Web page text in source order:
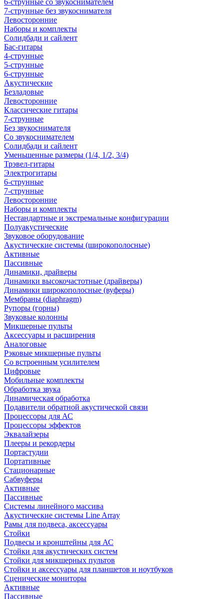
6-струнные со звукоснимателем
7-струнные без звукоснимателя
Левосторонние
Наборы и комплекты
Солидбади и сайлент
Бас-гитары
4-струнные
5-струнные
6-струнные
Акустические
Безладовые
Левосторонние
Классические гитары
7-струнные
Без звукоснимателя
Со звукоснимателем
Солидбади и сайлент
Уменьшенные размеры (1/4, 1/2, 3/4)
Трэвел-гитары
Электрогитары
6-струнные
7-струнные
Левосторонние
Наборы и комплекты
Нестандартные и экстремальные конфигурации
Полуакустические
Звуковое оборудование
Акустические системы (широкополосные)
Активные
Пассивные
Динамики, драйверы
Динамики высокочастотные (драйверы)
Динамики широкополосные (вуферы)
Мембраны (diaphragm)
Рупоры (горны)
Звуковые колонны
Микшерные пульты
Аксессуары и расширения
Аналоговые
Рэковые микшерные пульты
Со встроенным усилителем
Цифровые
Мобильные комплекты
Обработка звука
Динамическая обработка
Подавители обратной акустической связи
Процессоры для АС
Процессоры эффектов
Эквалайзеры
Плееры и рекордеры
Портастудии
Портативные
Стационарные
Сабвуферы
Активные
Пассивные
Системы линейного массива
Акустические системы Line Array
Рамы для подвеса, аксессуары
Стойки
Подвесы и кронштейны для АС
Стойки для акустических систем
Стойки для микшерных пультов
Стойки и аксессуары для планшетов и ноутбуков
Сценические мониторы
Активные
Пассивные